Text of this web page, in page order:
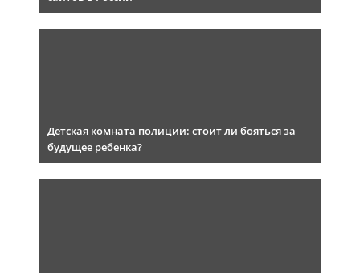
Детская комната полиции: стоит ли бояться за
будущее ребенка?